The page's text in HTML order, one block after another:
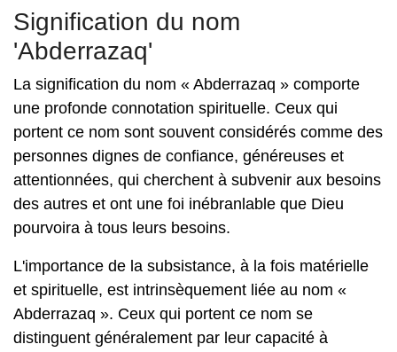
Signification du nom
'Abderrazaq'
La signification du nom « Abderrazaq » comporte
une profonde connotation spirituelle. Ceux qui
portent ce nom sont souvent considérés comme des
personnes dignes de confiance, généreuses et
attentionnées, qui cherchent à subvenir aux besoins
des autres et ont une foi inébranlable que Dieu
pourvoira à tous leurs besoins.
L'importance de la subsistance, à la fois matérielle
et spirituelle, est intrinsèquement liée au nom «
Abderrazaq ». Ceux qui portent ce nom se
distinguent généralement par leur capacité à